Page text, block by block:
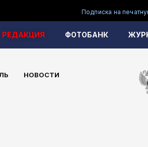
Подписка на
РЕДАКЦИЯ ФОТОБАНК
НОВОСТИ